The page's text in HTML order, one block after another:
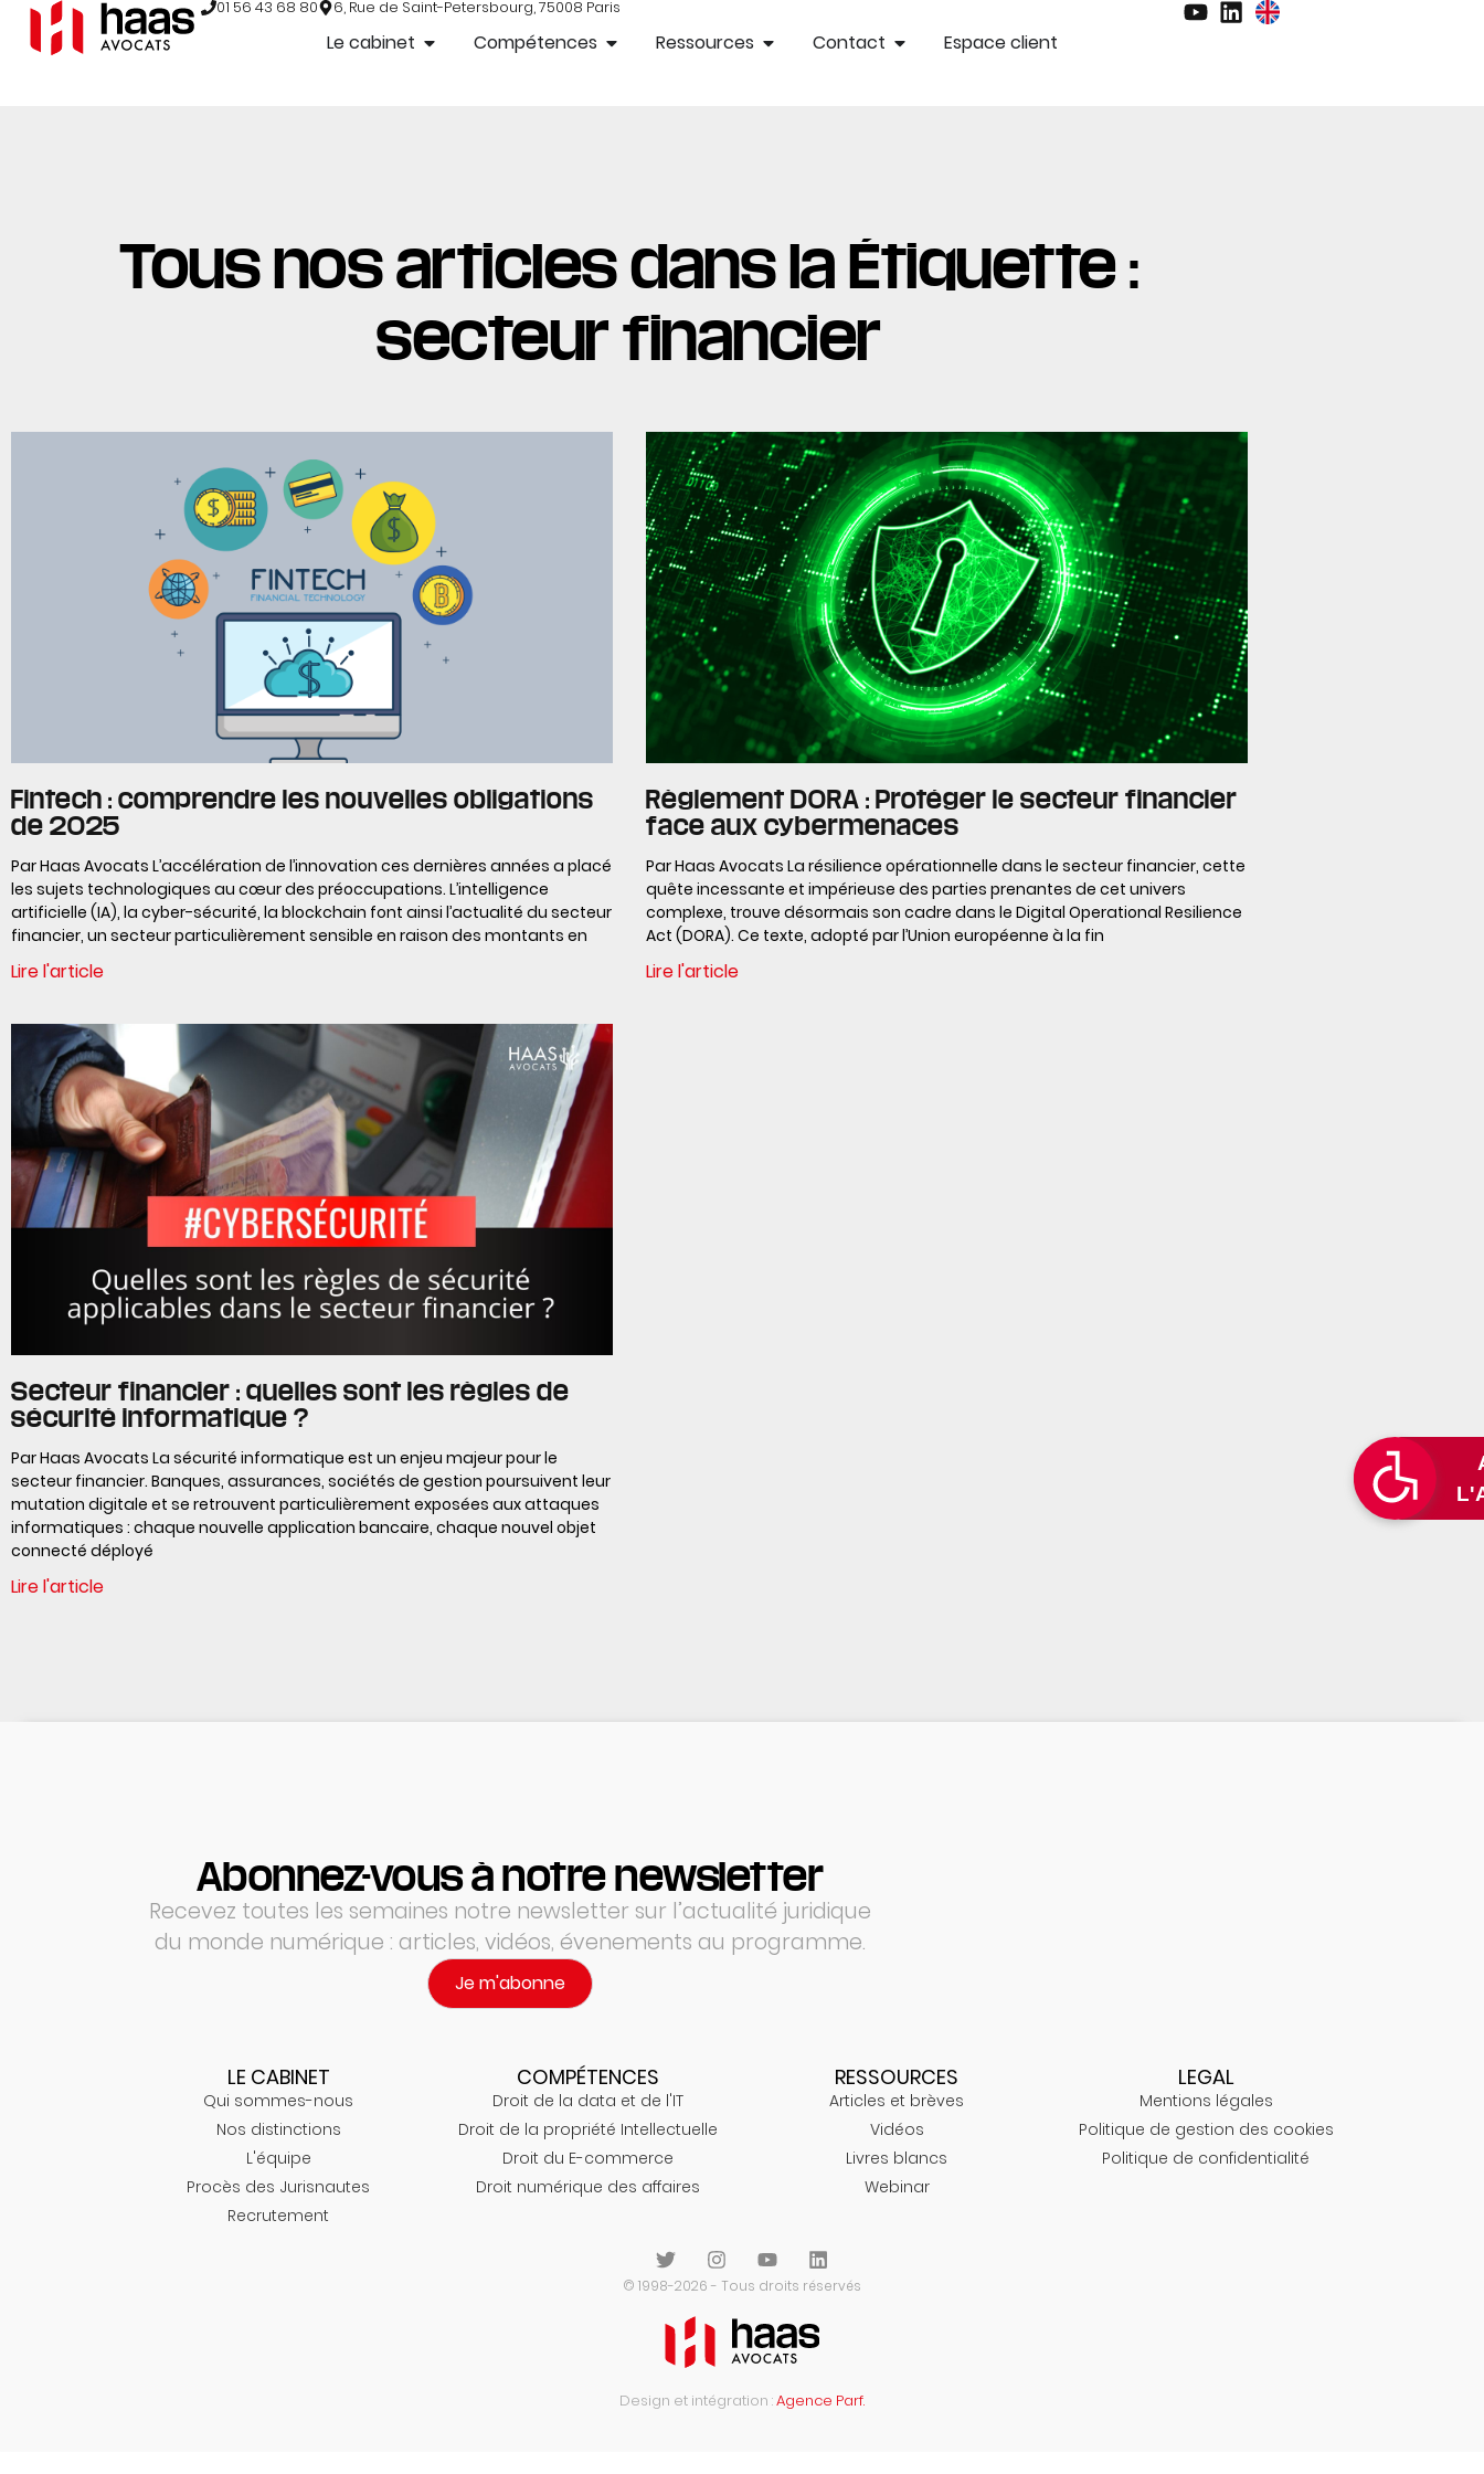
01 56 43 68 80 6, Rue de Saint-Petersbourg, 75008 Paris
Le cabinet Compétences Ressources Contact Espace client
Tous nos articles dans la Étiquette :
secteur financier
Fintech : comprendre les nouvelles obligations
de 2025
Par Haas Avocats L’accélération de l’innovation ces dernières années a placé
les sujets technologiques au cœur des préoccupations. L’intelligence
artificielle (IA), la cyber-sécurité, la blockchain font ainsi l’actualité du secteur
financier, un secteur particulièrement sensible en raison des montants en
Lire l'article
Règlement DORA : Protéger le secteur financier
face aux cybermenaces
Par Haas Avocats La résilience opérationnelle dans le secteur financier, cette
quête incessante et impérieuse des parties prenantes de cet univers
complexe, trouve désormais son cadre dans le Digital Operational Resilience
Act (DORA). Ce texte, adopté par l’Union européenne à la fin
Lire l'article
Secteur financier : quelles sont les règles de
sécurité informatique ?
Par Haas Avocats La sécurité informatique est un enjeu majeur pour le
secteur financier. Banques, assurances, sociétés de gestion poursuivent leur
mutation digitale et se retrouvent particulièrement exposées aux attaques
informatiques : chaque nouvelle application bancaire, chaque nouvel objet
connecté déployé
Lire l'article
Abonnez-vous à notre newsletter
Recevez toutes les semaines notre newsletter sur l’actualité juridique
du monde numérique : articles, vidéos, évenements au programme.
Je m'abonne
LE CABINET
Qui sommes-nous
Nos distinctions
L'équipe
Procès des Jurisnautes
Recrutement
COMPÉTENCES
Droit de la data et de l'IT
Droit de la propriété Intellectuelle
Droit du E-commerce
Droit numérique des affaires
RESSOURCES
Articles et brèves
Vidéos
Livres blancs
Webinar
LEGAL
Mentions légales
Politique de gestion des cookies
Politique de confidentialité
© 1998-2026 - Tous droits réservés
Design et intégration :Agence Parf.